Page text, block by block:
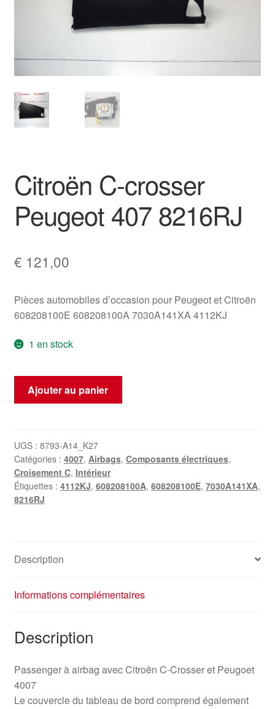
Plainte
Politique de confidentialité
Procédure de Réclamation
Citroën C-crosser
Peugeot 407 8216RJ
€ 121,00
Pièces automobiles d’occasion pour Peugeot et Citroën
608208100E 608208100A 7030A141XA 4112KJ
1 en stock
quantité
crosser
Peugeot
407
8216RJ
Ajouter au panier
UGS : 8793-A14_K27
Catégories : 4007, Airbags, Composants électriques,
Croisement C, Intérieur
Étiquettes : 4112KJ, 608208100A, 608208100E, 7030A141XA,
8216RJ
Description
Informations complémentaires
Description
Passenger à airbag avec Citroën C-Crosser et Peugoet
4007
Le couvercle du tableau de bord comprend également